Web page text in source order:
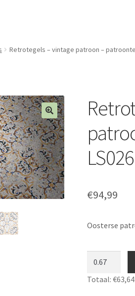
Retrotegels – vintage patroon –
LS026
€94,99
Oosterse
vintage
Totaal:€63,64